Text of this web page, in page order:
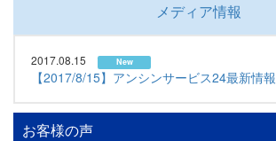
メディア情報
2017.08.15 New
【2017/8/15】アンシンサービス24最新情報
お客様の声